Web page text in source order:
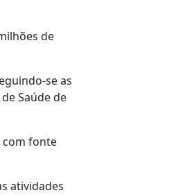
de
se as
Saúde de
com fonte
atividades